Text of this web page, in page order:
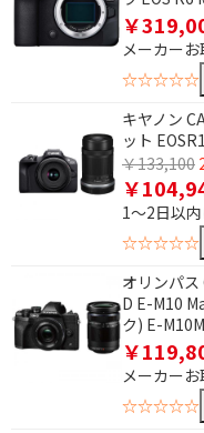
￥
メーカー
☆☆☆☆☆
キヤノン
ット
￥133,100
￥
1～2日以
☆☆☆☆☆
オリンパス
D E-M10
ク) E-
￥
メーカー
☆☆☆☆☆
条
フリーワード
除外する にチ
を除外して検索
価格で絞り込